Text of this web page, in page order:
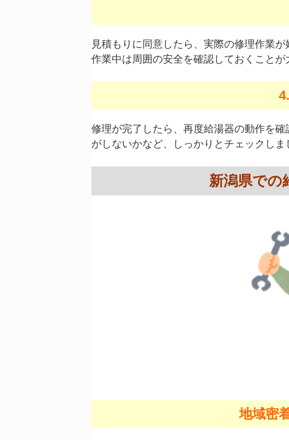
見積もりに同意したら、実際の修理作業
作業中は周囲の安全を確認しておくことが
修理が完了したら、再度給湯器の動作を
がしないかなど、しっかりとチェックしま
新潟県での
地域密